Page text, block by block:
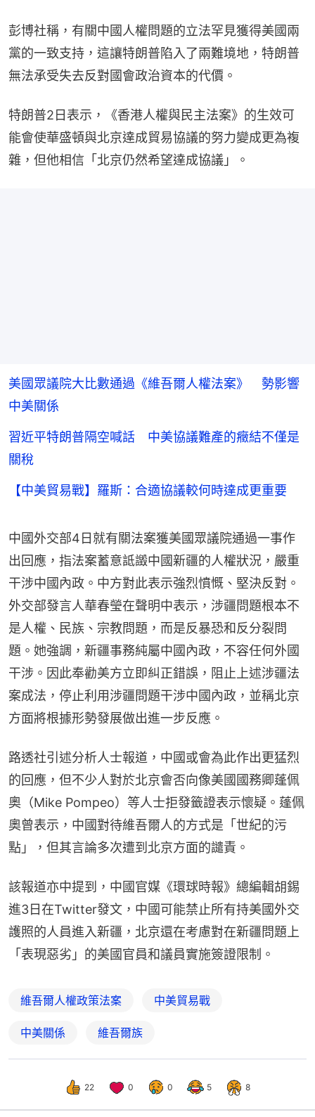
彭博社稱，有關中國人權問題的立法罕見獲得美國兩
黨的一致支持，這讓特朗普陷入了兩難境地，特朗普
無法承受失去反對國會政治資本的代價。
特朗普2日表示，《香港人權與民主法案》的生效可
能會使華盛頓與北京達成貿易協議的努力變成更為複
雜，但他相信「北京仍然希望達成協議」。
美國眾議院大比數通過《維吾爾人權法案》 勢影響
中美關係
習近平特朗普隔空喊話 中美協議難產的癥結不僅是
關稅
【中美貿易戰】羅斯：合適協議較何時達成更重要
中國外交部4日就有關法案獲美國眾議院通過一事作
出回應，指法案蓄意詆譭中國新疆的人權狀況，嚴重
干涉中國內政。中方對此表示強烈憤慨、堅決反對。
外交部發言人華春瑩在聲明中表示，涉疆問題根本不
是人權、民族、宗教問題，而是反暴恐和反分裂問
題。她強調，新疆事務純屬中國內政，不容任何外國
干涉。因此奉勸美方立即糾正錯誤，阻止上述涉疆法
案成法，停止利用涉疆問題干涉中國內政，並稱北京
方面將根據形勢發展做出進一步反應。
路透社引述分析人士報道，中國或會為此作出更猛烈
的回應，但不少人對於北京會否向像美國國務卿蓬佩
奧（Mike Pompeo）等人士拒發籤證表示懷疑。蓬佩
奧曾表示，中國對待維吾爾人的方式是「世紀的污
點」，但其言論多次遭到北京方面的譴責。
該報道亦中提到，中國官媒《環球時報》總編輯胡錫
進3日在Twitter發文，中國可能禁止所有持美國外交
護照的人員進入新疆，北京還在考慮對在新疆問題上
「表現惡劣」的美國官員和議員實施簽證限制。
維吾爾人權政策法案 中美貿易戰
中美關係 維吾爾族
22 0 0 5 8